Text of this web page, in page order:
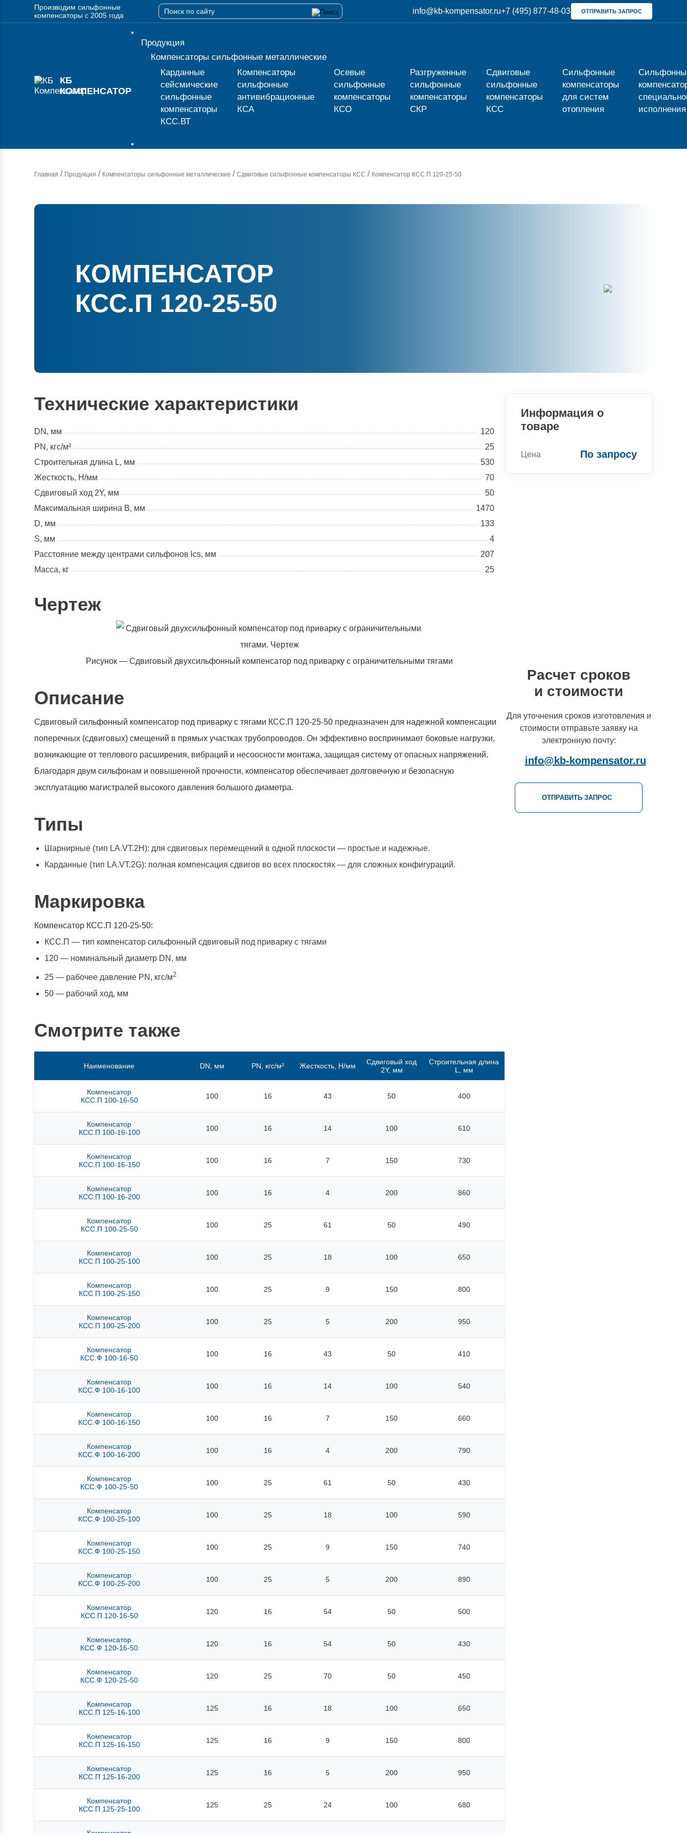
Производим сильфонные
компенсаторы с 2005 года
info@kb-kompensator.ru+7 (495) 877-48-03 ОТПРАВИТЬ ЗАПРОС
КБ
КОМПЕНСАТОР
Продукция
Компенсаторы сильфонные металлические
Карданные
сейсмические
сильфонные
компенсаторы
КСС.ВТ
Компенсаторы
сильфонные
антивибрационные
КСА
Осевые
сильфонные
компенсаторы
КСО
Разгруженные
сильфонные
компенсаторы
СКР
Сдвиговые
сильфонные
компенсаторы
КСС
Сильфонные
компенсаторы
для систем
отопления
исполнения
Главная / Продукция / Компенсаторы сильфонные металлические /Сдвиговые сильфонные компенсаторы КСС / Компенсатор КСС.П 120-25-50
КОМПЕНСАТОР
КСС.П 120-25-50
Технические характеристики
DN, мм
120
PN, кгс/м²
25
Строительная длина L, мм
530
Жесткость, Н/мм
70
Сдвиговый ход 2Y, мм
50
Максимальная ширина В, мм
1470
D, мм
133
S, мм
4
Расстояние между центрами сильфонов lcs, мм
207
Масса, кг
25
Чертеж
Рисунок —Сдвиговый двухсильфонный компенсатор под приварку с ограничительными тягами
Описание
Сдвиговый сильфонный компенсатор под приварку с тягами КСС.П 120-25-50 предназначен для надежной компенсации
поперечных (сдвиговых) смещений в прямых участках трубопроводов. Он эффективно воспринимает боковые нагрузки,
возникающие от теплового расширения, вибраций и несоосности монтажа, защищая систему от опасных напряжений.
Благодаря двум сильфонам и повышенной прочности, компенсатор обеспечивает долговечную и безопасную
эксплуатацию магистралей высокого давления большого диаметра.
Типы
Шарнирные (тип LA.VT.2H): для сдвиговых перемещений в одной плоскости — простые и надежные.
Карданные (тип LA.VT.2G): полная компенсация сдвигов во всех плоскостях — для сложных конфигураций.
Маркировка
Компенсатор КСС.П 120-25-50:
КСС.П — тип компенсатор сильфонный сдвиговый под приварку с тягами
120 — номинальный диаметр DN, мм
25 — рабочее давление PN, кгc/м2
50 — рабочий ход, мм
Смотрите также
Наименование DN, мм PN, кгс/м² Жесткость, Н/мм
Сдвиговый ход
2Y, мм
Строительная длина
L, мм
Компенсатор
КСС.П 100-16-50
100 16 43 50 400
Компенсатор
КСС.П 100-16-100
100 16 14 100 610
Компенсатор
КСС.П 100-16-150
100 16 7 150 730
Компенсатор
КСС.П 100-16-200
100 16 4 200 860
Компенсатор
КСС.П 100-25-50
100 25 61 50 490
Компенсатор
КСС.П 100-25-100
100 25 18 100 650
Компенсатор
КСС.П 100-25-150
100 25 9 150 800
Компенсатор
КСС.П 100-25-200
100 25 5 200 950
Компенсатор
КСС.Ф 100-16-50
100 16 43 50 410
Компенсатор
КСС.Ф 100-16-100
100 16 14 100 540
Компенсатор
КСС.Ф 100-16-150
100 16 7 150 660
Компенсатор
КСС.Ф 100-16-200
100 16 4 200 790
Компенсатор
КСС.Ф 100-25-50
100 25 61 50 430
Компенсатор
КСС.Ф 100-25-100
100 25 18 100 590
Компенсатор
КСС.Ф 100-25-150
100 25 9 150 740
Компенсатор
КСС.Ф 100-25-200
100 25 5 200 890
Компенсатор
КСС.П 120-16-50
120 16 54 50 500
Компенсатор
КСС.Ф 120-16-50
120 16 54 50 430
Компенсатор
КСС.Ф 120-25-50
120 25 70 50 450
Компенсатор
КСС.П 125-16-100
125 16 18 100 650
Компенсатор
КСС.П 125-16-150
125 16 9 150 800
Компенсатор
КСС.П 125-16-200
125 16 5 200 950
Компенсатор
КСС.П 125-25-100
125 25 24 100 680
Информация о
товаре
Цена По запросу
Расчет сроков
и стоимости
Для уточнения сроков изготовления и
стоимости отправьте заявку на
электронную почту:
info@kb-kompensator.ru
ОТПРАВИТЬ ЗАПРОС